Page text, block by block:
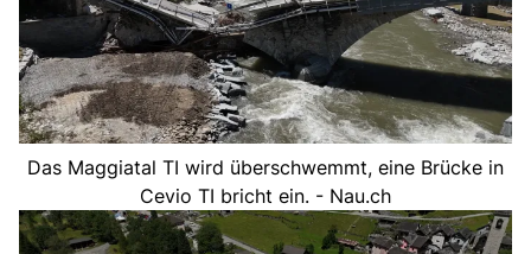
Das Maggiatal TI wird überschwemmt, eine Brücke in
Cevio TI bricht ein. - Nau.ch